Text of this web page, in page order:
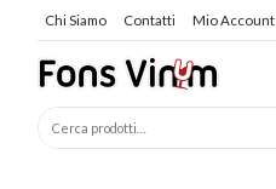
Chi Siamo Contatti Mio Account